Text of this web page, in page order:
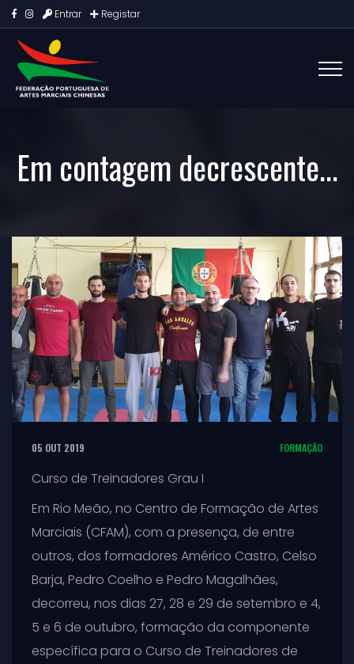
Entrar Registar
Em contagem decrescente...
05 OUT 2019 FORMAÇÃO
Curso de Treinadores Grau I
Em Rio Meão, no Centro de Formação de Artes
Marciais (CFAM), com a presença, de entre
outros, dos formadores Américo Castro, Celso
Barja, Pedro Coelho e Pedro Magalhães,
decorreu, nos dias 27, 28 e 29 de setembro e 4,
5 e 6 de outubro, formação da componente
específica para o Curso de Treinadores de